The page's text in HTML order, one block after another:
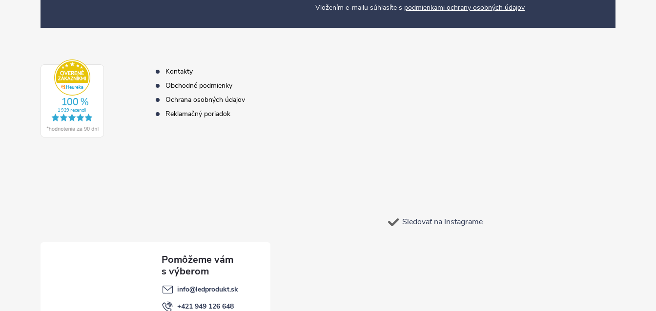
Vložením e-mailu súhlasíte s podmienkami ochrany osobných údajov
Kontakty
Obchodné podmienky
Ochrana osobných údajov
Reklamačný poriadok
Sledovať na Instagrame
info@ledprodukt.sk
+421 949 126 648